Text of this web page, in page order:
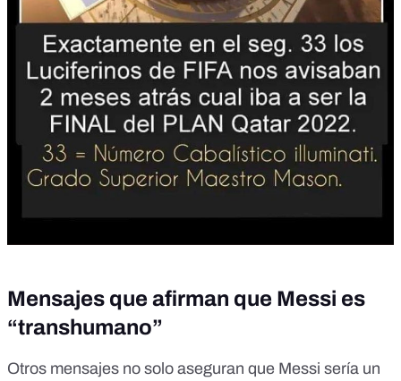
Mensajes que afirman que Messi es
“transhumano”
Otros mensajes no solo aseguran que Messi sería un